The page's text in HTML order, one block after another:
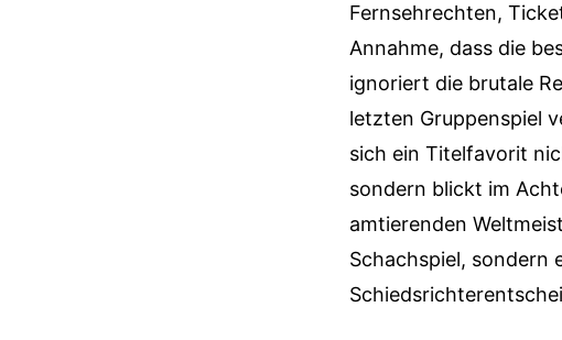
Fernsehrechten,
Annahme, dass die
ignoriert die brutale
letzten Gruppenspiel
sich ein Titelfavorit
sondern blickt im
amtierenden
Schachspiel, sondern